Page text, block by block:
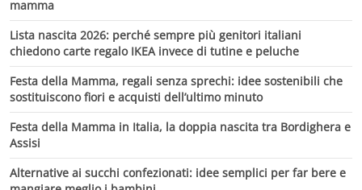
mamma
Lista nascita 2026: perché sempre più genitori italiani
chiedono carte regalo IKEA invece di tutine e peluche
Festa della Mamma, regali senza sprechi: idee sostenibili che
sostituiscono fiori e acquisti dell’ultimo minuto
Festa della Mamma in Italia, la doppia nascita tra Bordighera e
Assisi
Alternative ai succhi confezionati: idee semplici per far bere e